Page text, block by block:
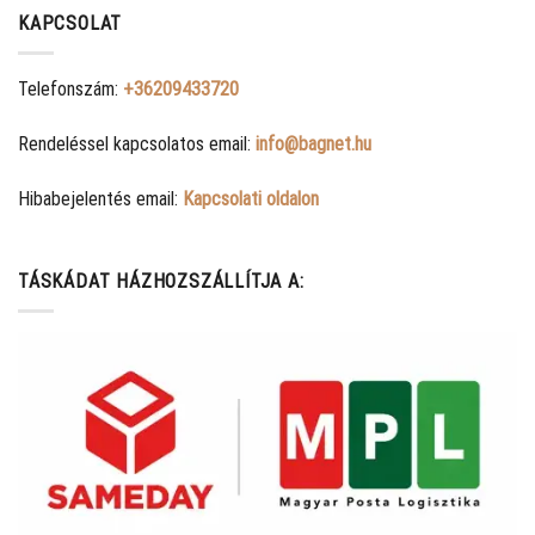
KAPCSOLAT
Telefonszám: +36209433720
Rendeléssel kapcsolatos email: info@bagnet.hu
Hibabejelentés email: Kapcsolati oldalon
TÁSKÁDAT HÁZHOZSZÁLLÍTJA A: